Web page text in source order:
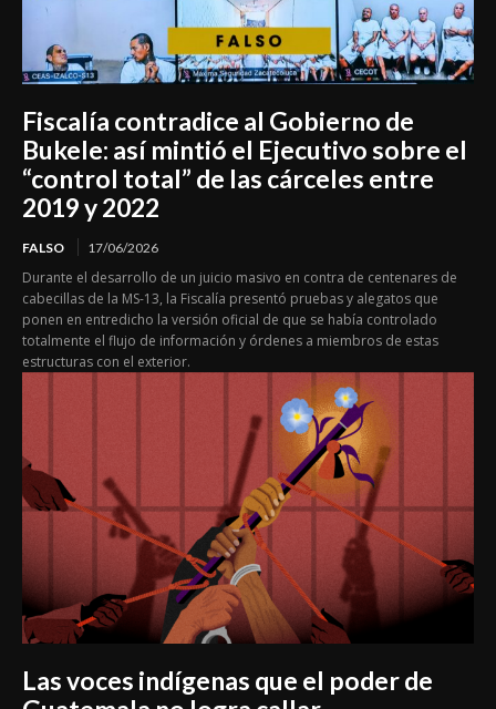
Fiscalía contradice al Gobierno de
Bukele: así mintió el Ejecutivo sobre el
“control total” de las cárceles entre
2019 y 2022
FALSO 17/06/2026
Durante el desarrollo de un juicio masivo en contra de centenares de
cabecillas de la MS-13, la Fiscalía presentó pruebas y alegatos que
ponen en entredicho la versión oficial de que se había controlado
totalmente el flujo de información y órdenes a miembros de estas
estructuras con el exterior.
Las voces indígenas que el poder de